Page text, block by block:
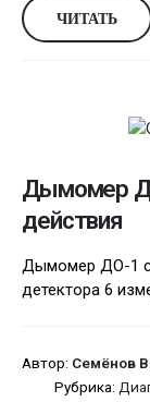
ЧИТАТЬ
Дымомер
действия
Дымомер ДО-1
детектора 6
Автор: Семёнов
Рубрика: